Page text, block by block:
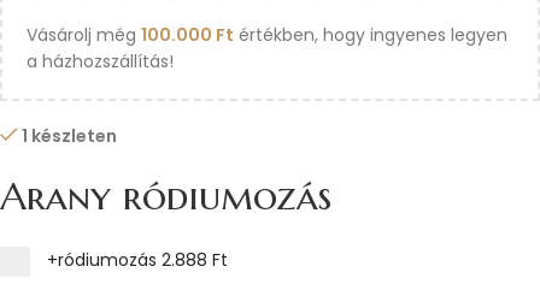
Vásárolj még 100.000 Ft értékben, hogy ingyenes legyen
a házhozszállítás!
1 készleten
Arany ródiumozás
+ródiumozás 2.888 Ft